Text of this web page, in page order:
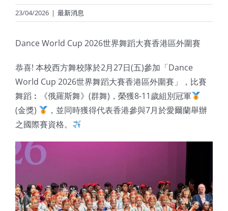
23/04/2026 | 最新消息
Dance World Cup 2026世界舞蹈大賽香港區外圍賽
恭喜! 本校西方舞校隊於2月27日(五)參加「Dance
World Cup 2026世界舞蹈大賽香港區外圍賽」，比賽
舞蹈︰《俄羅斯舞》(群舞)，榮獲8-11歲組別冠軍
(金獎)
，並同時獲得代表香港參與7月於愛爾蘭舉辦
之國際賽資格。